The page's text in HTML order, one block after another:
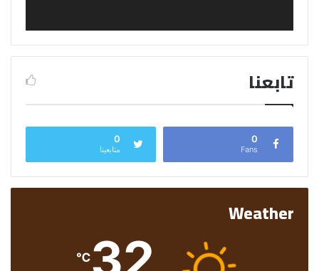
تابعنا
0
Fans
0
متابعينا
Weather
℃